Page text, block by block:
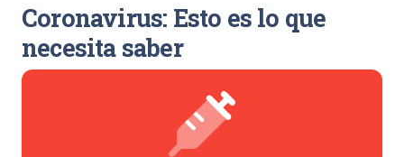
Coronavirus: Esto es lo que
necesita saber